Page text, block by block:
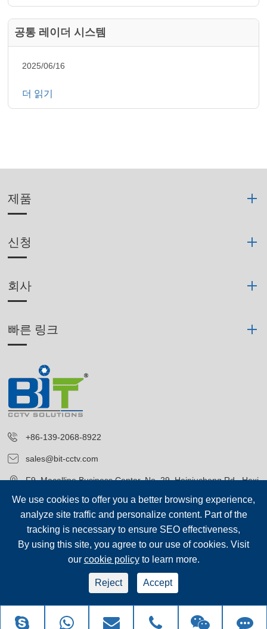
공통 레이더 시스템
2025/06/16
더 읽기
제품
신청
회사
빠른 링크
+86-139-2068-8922
sales@bit-cctv.com
F9, Macalline Business Center, No. 29, Heiniucheng Rd., Hexi
District, Tianjin, China
Blue Icon (Tianjin) Technology Co., Ltd.
시테 맵 | 개인 정보 보호 정책
We use cookies to offer you a better browsing experience,
analyze site traffic and personalize content. Part of the
tracking is necessary to ensure SEO effectiveness,
By using this site, you agree to our use of cookies. Visit
our cookie policyto learn more.
Reject Accept